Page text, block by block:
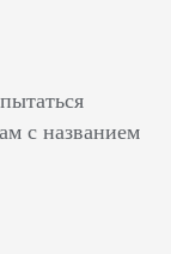
с названием